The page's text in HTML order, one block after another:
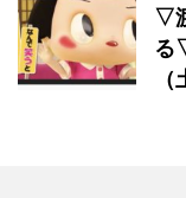
▽
る